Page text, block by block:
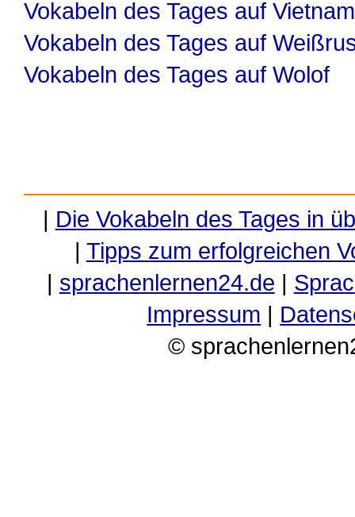
Vokabeln des Tages auf
Vokabeln des Tages auf
Vokabeln des Tages auf Wolof
| Die Vokabeln des Tages in
| Tipps zum erfolgreichen
| sprachenlernen24.de |
Impressum |
©